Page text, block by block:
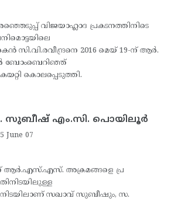
വിജയാഹ്ലാദ പ്രകടനത്തിനിടെ
സി.വി.രവീന്ദ്രനെ 2016 മെയ് 19-ന് ആര്‍.
കൊലപ്പെടുത്തി.
സുബീഷ് എം.സി. പൊയിലൂര്‍
June 07
ആര്‍.എസ്.എസ്. അക്രമങ്ങളെ പ്ര
സഖാവ് സുബീഷും, സ.